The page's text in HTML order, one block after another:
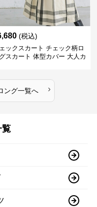
(税込)
ックスカート チェック柄ロ
スカート 体型カバー 大人カ
ング一覧へ ›
覧